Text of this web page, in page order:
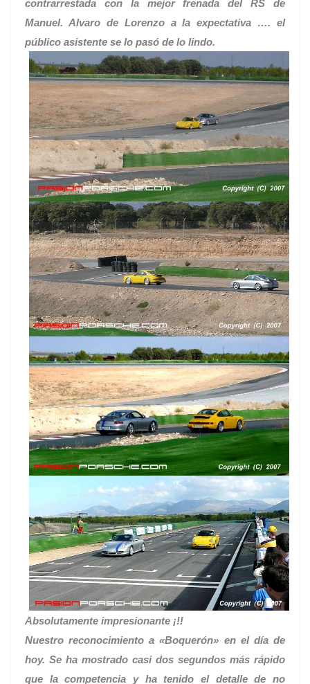
contrarrestada con la mejor frenada del RS de
Manuel. Alvaro de Lorenzo a la expectativa …. el
público asistente se lo pasó de lo lindo.
Absolutamente impresionante ¡!!
Nuestro reconocimiento a «Boquerón» en el día de
hoy. Se ha mostrado casi dos segundos más rápido
que la competencia y ha tenido el detalle de no